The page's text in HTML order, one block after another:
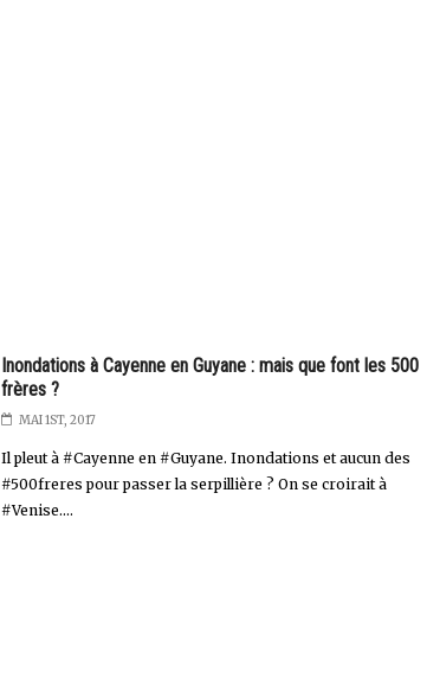
Inondations à Cayenne en Guyane : mais que font les 500
frères ?
MAI 1ST, 2017
Il pleut à #Cayenne en #Guyane. Inondations et aucun des
#500freres pour passer la serpillière ? On se croirait à
#Venise....